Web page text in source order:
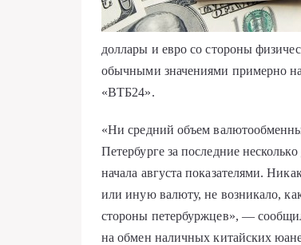
доллары и евро со стороны
обычными значениями примерно
«ВТБ24».
«Ни средний объем
Петербурге за последние
начала августа показателями.
или иную валюту, не возникало,
стороны петербуржцев», —
на обмен наличных китайских